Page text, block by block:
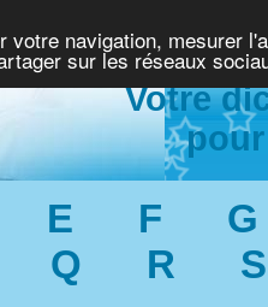
navigation, mesurer
sur les réseaux
Votre
E F G
Q R S